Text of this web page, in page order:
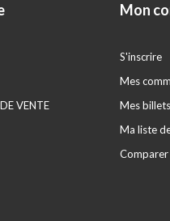
VENTE
Mon
S'inscrire
Mes
Mes billets
Ma liste